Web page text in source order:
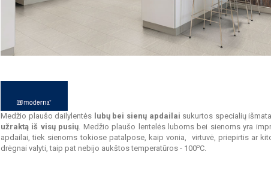
Medžio plaušo dailylentės lubų bei sienų apdailai sukurtos specialių
užraktą iš visų pusių. Medžio plaušo lentelės luboms bei sienoms yra
apdailai, tiek sienoms tokiose patalpose, kaip vonia, virtuvė, priepirtis ar
drėgnai valyti, taip pat nebijo aukštos temperatūros - 100oC.